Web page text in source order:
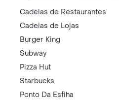
Cadeias de Restaurantes
Cadeias de Lojas
Burger King
Subway
Pizza Hut
Starbucks
Ponto Da Esfiha